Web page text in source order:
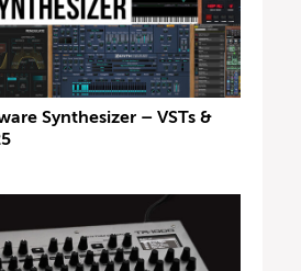
Synthesizer – VSTs &